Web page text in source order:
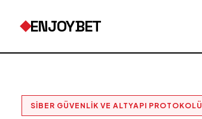
ENJOYBET
SIBER GÜVENLIK VE ALTYAPI PROTOKOLÜ